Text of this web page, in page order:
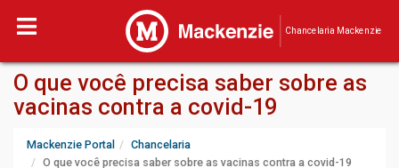
Chancelaria Mackenzie
O que você precisa saber sobre as
vacinas contra a covid-19
Mackenzie Portal
Chancelaria
O que você precisa saber sobre as vacinas contra a covid-19